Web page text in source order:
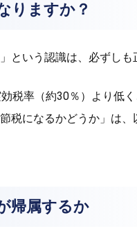
りますか？
という認識は、必ずしも
税率（約30％）より低
税になるかどうか」は
帰属するか